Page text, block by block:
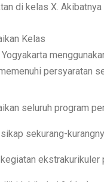
di kelas X.
Kelas
persyaratan
seluruh program
sekurang-
ekstrakurikuler